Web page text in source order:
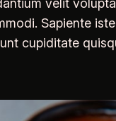
velit
Sapiente
cupiditate